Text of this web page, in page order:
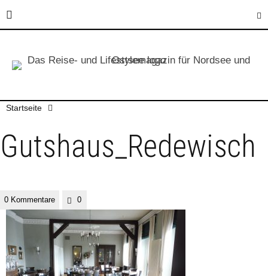
Startseite
Gutshaus_Redewisch
0 Kommentare 0